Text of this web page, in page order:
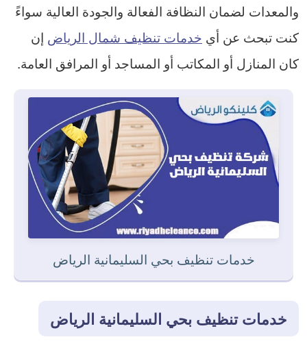
والمعدات لضمان النظافة الفعالة والجودة العالية سواءً
كنت تبحث عن أي خدمات تنظيف شمال الرياض إن
كان المنازل أو المكاتب أو المساجد أو المرافق العامة.
خدمات تنظيف بحي السليمانية الرياض
خدمات تنظيف بحي السليمانية الرياض